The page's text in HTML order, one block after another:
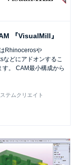
『VisualMill』
Rhinocerosや
などにアドオンするこ
す。 CAM最小構成から
テムクリエイト